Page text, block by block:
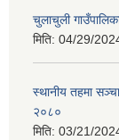
चुलाचुली
मिति: 04/29/
स्थानीय तहमा
२०८०
मिति: 03/21/